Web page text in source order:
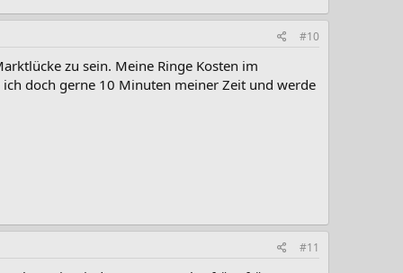
#10
zu sein. Meine Ringe Kosten im
doch gerne 10 Minuten meiner Zeit und werde
#11